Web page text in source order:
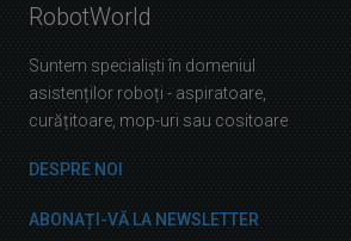
RobotWorld
Suntem specialiști în domeniul
asistenților roboți - aspiratoare,
curățitoare, mop-uri sau cositoare
DESPRE NOI
ABONAȚI-VĂ LA NEWSLETTER